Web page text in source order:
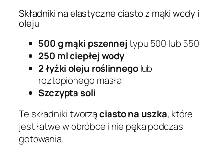
Składniki na elastyczne ciasto z mąki wody i
oleju
500 g mąki pszennejtypu 500 lub 550
250 ml ciepłej wody
2 łyżki oleju roślinnegolub
roztopionego masła
Szczypta soli
Te składniki tworząciasto na uszka, które
jest łatwe w obróbce i nie pęka podczas
gotowania.